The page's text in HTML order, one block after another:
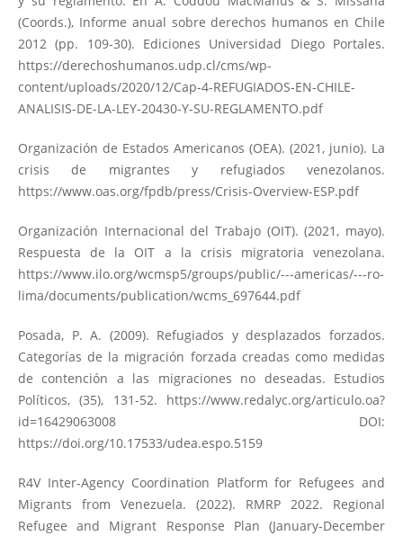
(Coords.), Informe anual sobre derechos humanos en Chile
2012 (pp. 109-30). Ediciones Universidad Diego Portales.
https://derechoshumanos.udp.cl/cms/wp-
content/uploads/2020/12/Cap-4-REFUGIADOS-EN-CHILE-
ANALISIS-DE-LA-LEY-20430-Y-SU-REGLAMENTO.pdf
Organización de Estados Americanos (OEA). (2021, junio). La
crisis de migrantes y refugiados venezolanos.
https://www.oas.org/fpdb/press/Crisis-Overview-ESP.pdf
Organización Internacional del Trabajo (OIT). (2021, mayo).
Respuesta de la OIT a la crisis migratoria venezolana.
https://www.ilo.org/wcmsp5/groups/public/---americas/---ro-
lima/documents/publication/wcms_697644.pdf
Posada, P. A. (2009). Refugiados y desplazados forzados.
Categorías de la migración forzada creadas como medidas
de contención a las migraciones no deseadas. Estudios
Políticos, (35), 131-52. https://www.redalyc.org/articulo.oa?
id=16429063008DOI:
https://doi.org/10.17533/udea.espo.5159
R4V Inter-Agency Coordination Platform for Refugees and
Migrants from Venezuela. (2022). RMRP 2022. Regional
Refugee and Migrant Response Plan (January-December